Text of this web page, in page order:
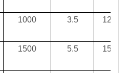
1000 3.5 120
1500 5.5 150